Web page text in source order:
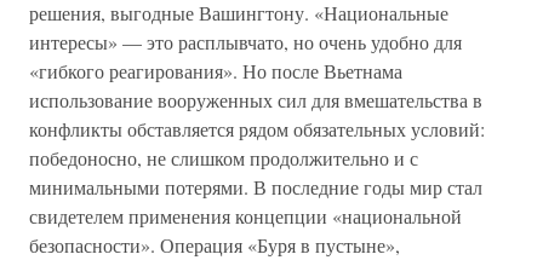
решения, выгодные Вашингтону. «Национальные
интересы» — это расплывчато, но очень удобно для
«гибкого реагирования». Но после Вьетнама
использование вооруженных сил для вмешательства в
конфликты обставляется рядом обязательных условий:
победоносно, не слишком продолжительно и с
минимальными потерями. В последние годы мир стал
свидетелем применения концепции «национальной
безопасности». Операция «Буря в пустыне»,